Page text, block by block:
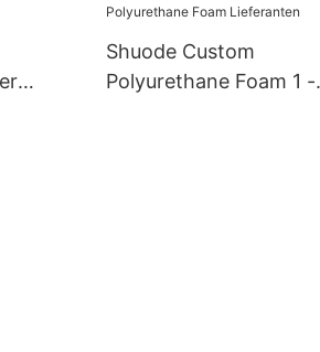
StückUS.7 Lieferanten
Shuode Custom
Polyurethane Foam 1 -